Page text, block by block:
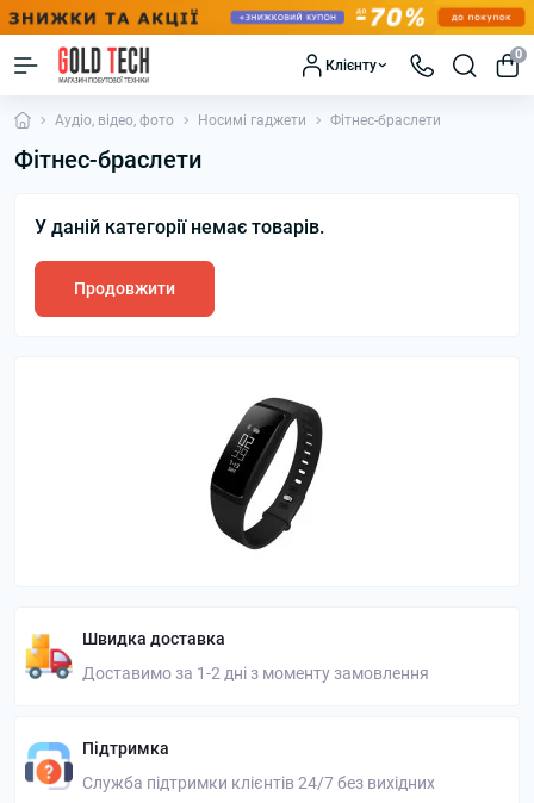
Клієнту
0
Аудіо, відео, фото Носимі гаджети Фітнес-браслети
Фітнес-браслети
У даній категорії немає товарів.
Продовжити
Швидка доставка
Доставимо за 1-2 дні з моменту замовлення
Підтримка
Служба підтримки клієнтів 24/7 без вихідних